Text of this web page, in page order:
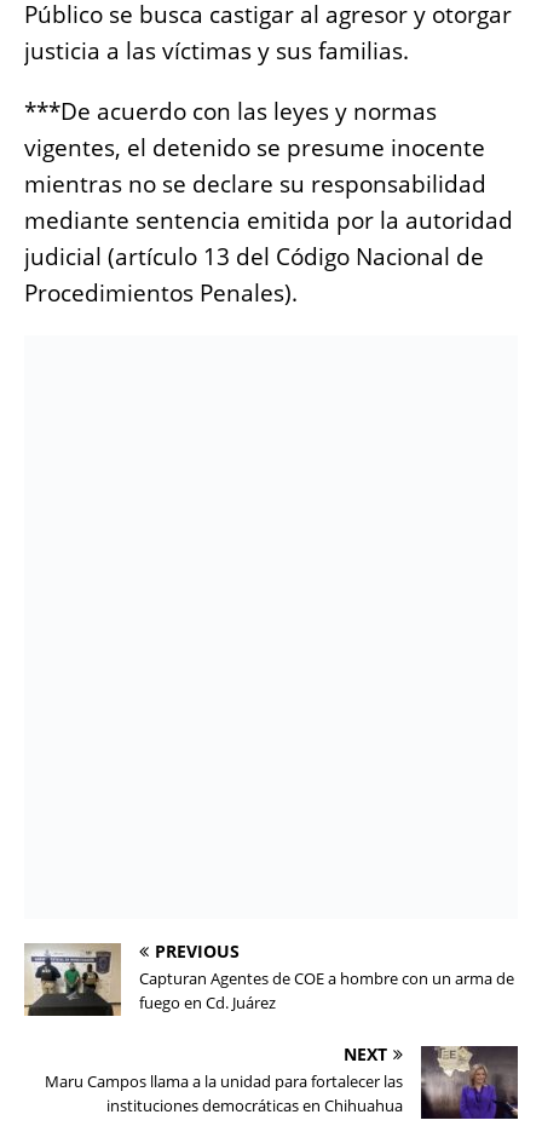
Público se busca castigar al agresor y otorgar
justicia a las víctimas y sus familias.
***De acuerdo con las leyes y normas
vigentes, el detenido se presume inocente
mientras no se declare su responsabilidad
mediante sentencia emitida por la autoridad
judicial (artículo 13 del Código Nacional de
Procedimientos Penales).
PREVIOUS
Capturan Agentes de COE a hombre con un arma de
fuego en Cd. Juárez
NEXT
Maru Campos llama a la unidad para fortalecer las
instituciones democráticas en Chihuahua